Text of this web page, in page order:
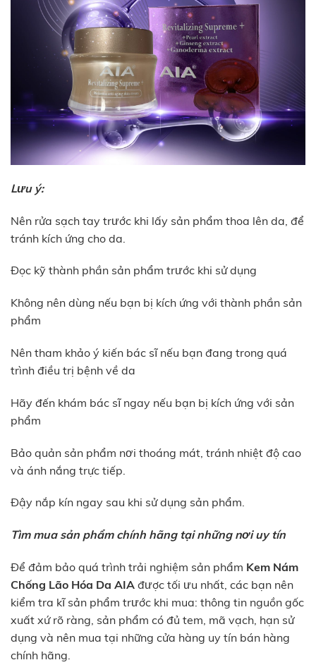
Lưu ý:
Nên rửa sạch tay trước khi lấy sản phẩm thoa lên da, để
tránh kích ứng cho da.
Đọc kỹ thành phần sản phẩm trước khi sử dụng
Không nên dùng nếu bạn bị kích ứng với thành phần sản
phẩm
Nên tham khảo ý kiến bác sĩ nếu bạn đang trong quá
trình điều trị bệnh về da
Hãy đến khám bác sĩ ngay nếu bạn bị kích ứng với sản
phẩm
Bảo quản sản phẩm nơi thoáng mát, tránh nhiệt độ cao
và ánh nắng trực tiếp.
Đậy nắp kín ngay sau khi sử dụng sản phẩm.
Tìm mua sản phẩm chính hãng tại những nơi uy tín
Để đảm bảo quá trình trải nghiệm sản phẩm Kem Nám
Chống Lão Hóa Da AIA được tối ưu nhất, các bạn nên
kiểm tra kĩ sản phẩm trước khi mua: thông tin nguồn gốc
xuất xứ rõ ràng, sản phẩm có đủ tem, mã vạch, hạn sử
dụng và nên mua tại những cửa hàng uy tín bán hàng
chính hãng.